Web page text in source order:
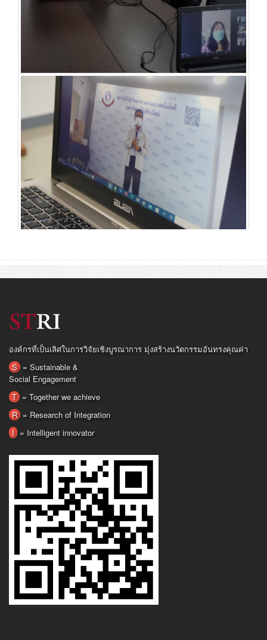
องค์กรที่เป็นเลิศในการวิจัยเชิงบูรณาการ มุ่งสร้างนวัตกรรมอันทรงคุณค่า
S = Sustainable &
Social Engagement
T = Together we achieve
R = Research of Integration
I = Intelligent innovator